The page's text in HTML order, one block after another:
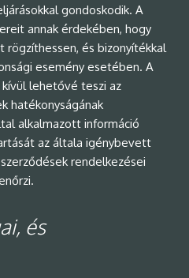
gondoskodik. A
annak érdekében, hogy
rögzíthessen, és bizonyítékkal
esemény esetében. A
lehetővé teszi az
hatékonyságának
alkalmazott információ
az általa igénybevett
rendelkezései
és